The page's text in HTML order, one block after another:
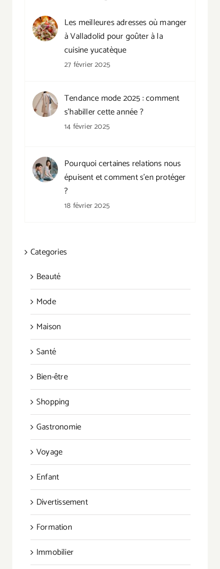
Les meilleures adresses où manger
à Valladolid pour goûter à la
cuisine yucatèque
27 février 2025
Tendance mode 2025 : comment
s’habiller cette année ?
14 février 2025
Pourquoi certaines relations nous
épuisent et comment s’en protéger
?
18 février 2025
Categories
Beauté
Mode
Maison
Santé
Bien-être
Shopping
Gastronomie
Voyage
Enfant
Divertissement
Formation
Immobilier